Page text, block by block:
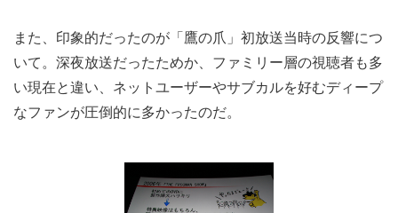
また、印象的だったのが「鷹の爪」初放送当時の反響につ
いて。深夜放送だったためか、ファミリー層の視聴者も多
い現在と違い、ネットユーザーやサブカルを好むディープ
なファンが圧倒的に多かったのだ。